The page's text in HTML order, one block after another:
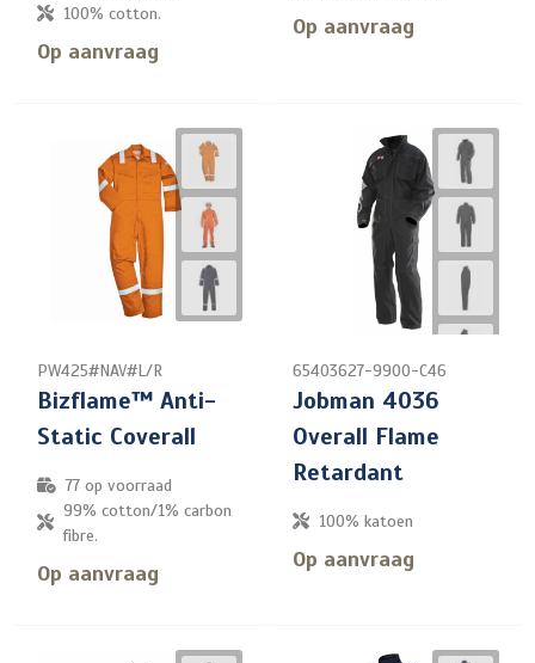
100% cotton.
Op aanvraag
Op aanvraag
PW425#NAV#L/R
Bizflame™ Anti-
Static Coverall
77op voorraad
99% cotton/1% carbon
fibre.
Op aanvraag
65403627-9900-C46
Jobman 4036
Overall Flame
Retardant
100% katoen
Op aanvraag